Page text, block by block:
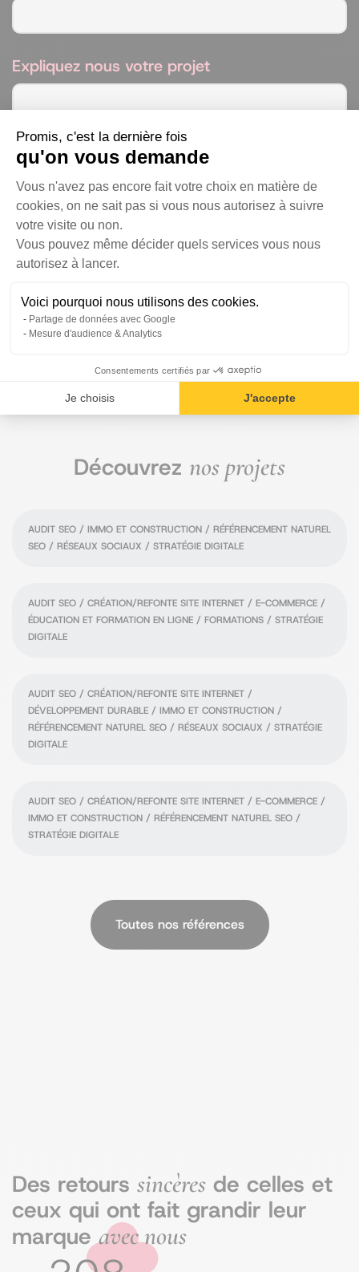
Promis, c'est la dernière fois
qu'on vous demande
Plateforme de Gestion du
Vous n'avez pas encore fait votre choix en matière de
cookies, on ne sait pas si vous nous autorisez à suivre
votre visite ou non.
Vous pouvez même décider quels services vous nous
autorisez à lancer.
Voici pourquoi nous utilisons des cookies.
Partage de données avec Google
Mesure d'audience & Analytics
Consentements certifiés par
Je choisis J'accepte
Expliquez nous votre projet
En envoyant ce formulaire, j'accepte que les informations
fournies soient utilisées, traitées et gérées dans le but de me
contacter, conformément à notre
Découvrez nos projets
AUDIT SEO / IMMO ET CONSTRUCTION / RÉFÉRENCEMENT NATUREL
SEO / RÉSEAUX SOCIAUX / STRATÉGIE DIGITALE
Les Éditions Atzéo
AUDIT SEO / CRÉATION/REFONTE SITE INTERNET / E-COMMERCE /
ÉDUCATION ET FORMATION EN LIGNE / FORMATIONS / STRATÉGIE
DIGITALE
AUDIT SEO / CRÉATION/REFONTE SITE INTERNET /
DÉVELOPPEMENT DURABLE / IMMO ET CONSTRUCTION /
RÉFÉRENCEMENT NATUREL SEO / RÉSEAUX SOCIAUX / STRATÉGIE
DIGITALE
AUDIT SEO / CRÉATION/REFONTE SITE INTERNET / E-COMMERCE /
IMMO ET CONSTRUCTION / RÉFÉRENCEMENT NATUREL SEO /
STRATÉGIE DIGITALE
Toutes nos références
Des retours sincères de celles et
ceux qui ont fait grandir leur
marqueavec nous